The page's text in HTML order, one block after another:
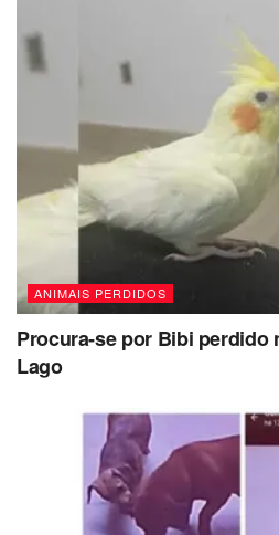
ANIMAIS PERDIDOS
Procura-se por Bibi perdido
Lago